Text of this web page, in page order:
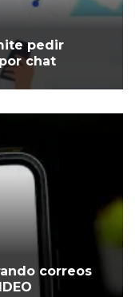
pedir
chat
correos